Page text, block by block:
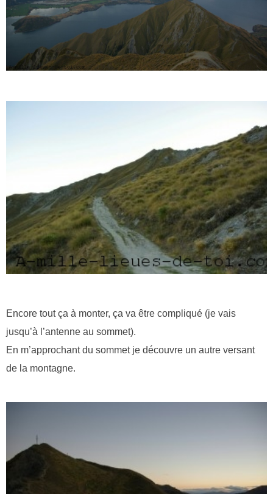
Encore tout ça à monter, ça va être compliqué (je vais
jusqu’à l’antenne au sommet).
En m’approchant du sommet je découvre un autre versant
de la montagne.